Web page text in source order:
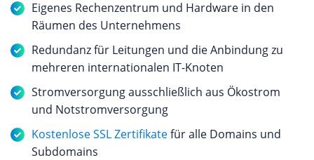
Eigenes Rechenzentrum und Hardware in den
Räumen des Unternehmens
Redundanz für Leitungen und die Anbindung zu
mehreren internationalen IT-Knoten
Stromversorgung ausschließlich aus Ökostrom
und Notstromversorgung
Kostenlose SSL Zertifikatefür alle Domains und
Subdomains